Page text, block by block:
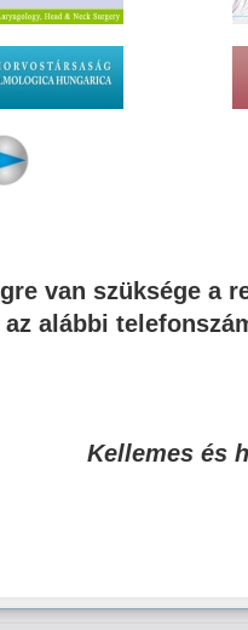
van szüksége a
alábbi
Kellemes és